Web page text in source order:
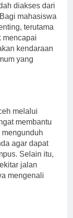
diakses dari
mahasiswa
terutama
mencapai
kendaraan
yang
melalui
membantu
agar dapat
Selain itu,
jalan
mengenali